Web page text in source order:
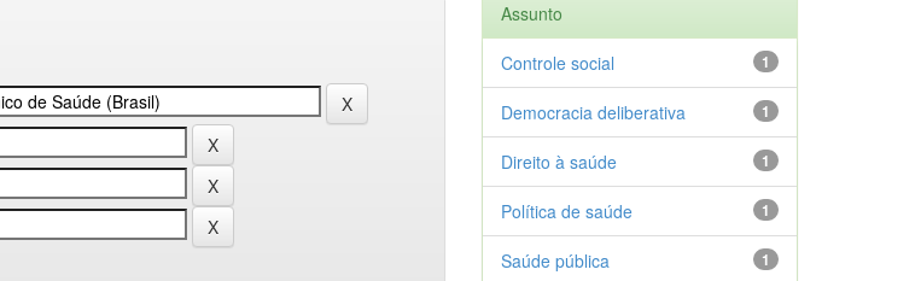
Assunto
1
Controle social
1
Democracia deliberativa
1
Direito à saúde
1
Política de saúde
1
Saúde pública